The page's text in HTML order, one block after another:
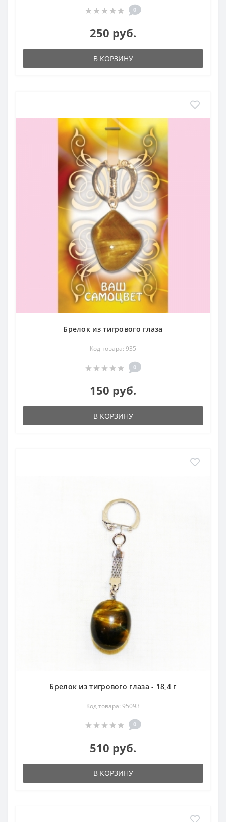
0
250 руб.
В КОРЗИНУ
Брелок из тигрового глаза
Код товара: 935
0
150 руб.
В КОРЗИНУ
Брелок из тигрового глаза - 18,4 г
Код товара: 95093
0
510 руб.
В КОРЗИНУ